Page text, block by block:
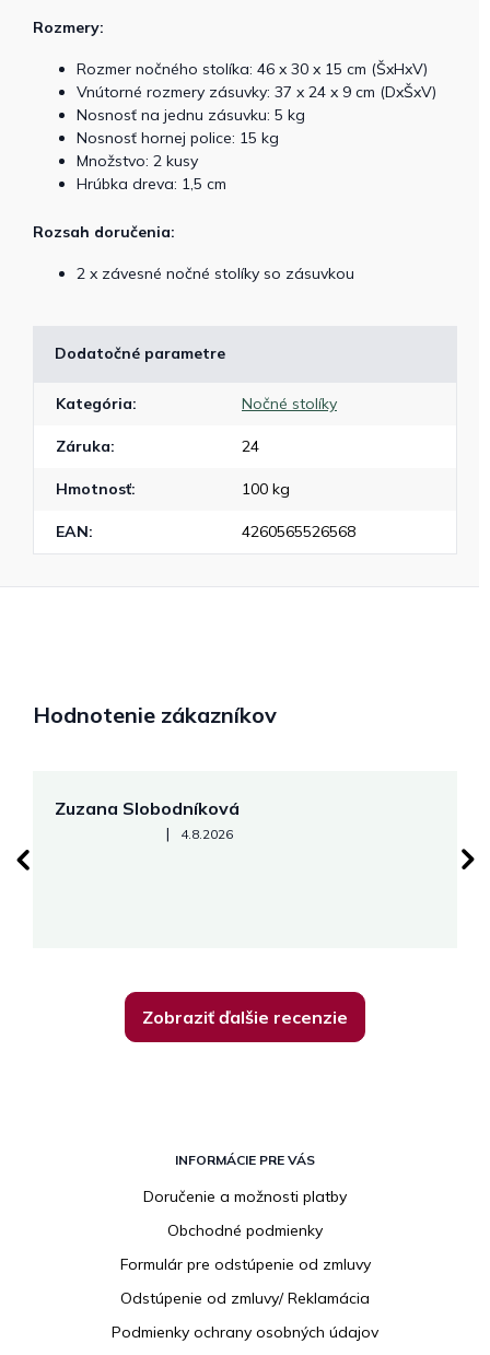
Rozmery:
Rozmer nočného stolíka: 46 x 30 x 15 cm (ŠxHxV)
Vnútorné rozmery zásuvky: 37 x 24 x 9 cm (DxŠxV)
Nosnosť na jednu zásuvku: 5 kg
Nosnosť hornej police: 15 kg
Množstvo: 2 kusy
Hrúbka dreva: 1,5 cm
Rozsah doručenia:
2 x závesné nočné stolíky so zásuvkou
Dodatočné parametre
Kategória: Nočné stolíky
Záruka: 24
Hmotnosť: 100 kg
EAN: 4260565526568
Hodnotenie zákazníkov
Zuzana Slobodníková
Hodnotenie obchodu je 5 z 5 hviezdičiek.
| 4.8.2026
Zobraziť ďalšie recenzie
INFORMÁCIE PRE VÁS
Doručenie a možnosti platby
Obchodné podmienky
Formulár pre odstúpenie od zmluvy
Odstúpenie od zmluvy/ Reklamácia
Podmienky ochrany osobných údajov